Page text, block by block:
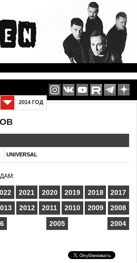
2014 ГОД
UNIVERSAL
2021 2020 2019 2018
2017
2012 2011 2010 2009
2008
2005 2004